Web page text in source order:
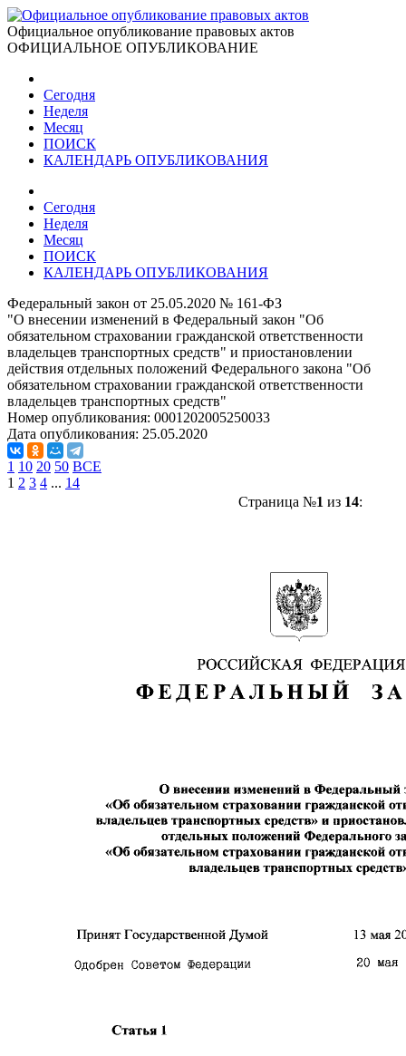
Официальное опубликование правовых актов
ОФИЦИАЛЬНОЕ ОПУБЛИКОВАНИЕ
Сегодня
Неделя
Месяц
ПОИСК
КАЛЕНДАРЬ ОПУБЛИКОВАНИЯ
Сегодня
Неделя
Месяц
ПОИСК
КАЛЕНДАРЬ ОПУБЛИКОВАНИЯ
Федеральный закон от 25.05.2020 № 161-ФЗ
"О внесении изменений в Федеральный закон "Об
обязательном страховании гражданской ответственности
владельцев транспортных средств" и приостановлении
действия отдельных положений Федерального закона "Об
обязательном страховании гражданской ответственности
владельцев транспортных средств"
Номер опубликования: 0001202005250033
Дата опубликования: 25.05.2020
1 10 20 50 ВСЕ
1 2 3 4 ... 14
Страница №1 из 14: